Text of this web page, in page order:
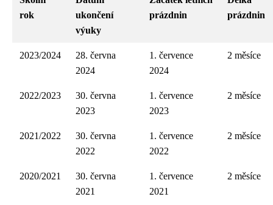
rok
ukončení
výuky
prázdnin
prázdnin
2023/2024
28. června
2024
1. července
2024
2 měsíce
2022/2023
30. června
2023
1. července
2023
2 měsíce
2021/2022
30. června
2022
1. července
2022
2 měsíce
2020/2021
30. června
2021
1. července
2021
2 měsíce